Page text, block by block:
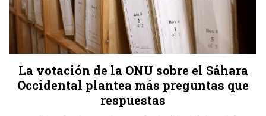
La votación de la ONU sobre el Sáhara
Occidental plantea más preguntas que
respuestas